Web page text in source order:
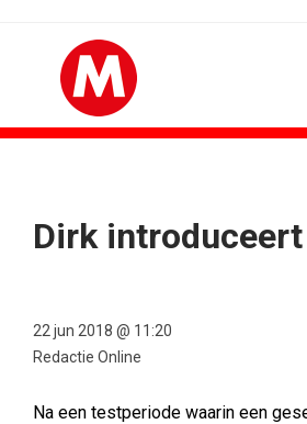
Dirk
22 jun 2018 @ 11:20
Redactie Online
Na een testperiode waarin een